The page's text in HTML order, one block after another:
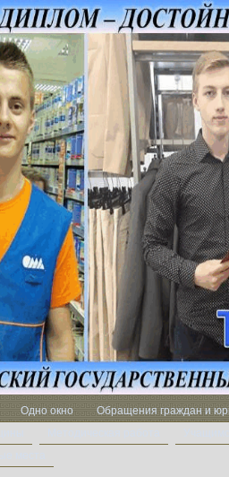
Одно окно
Обращения граждан и